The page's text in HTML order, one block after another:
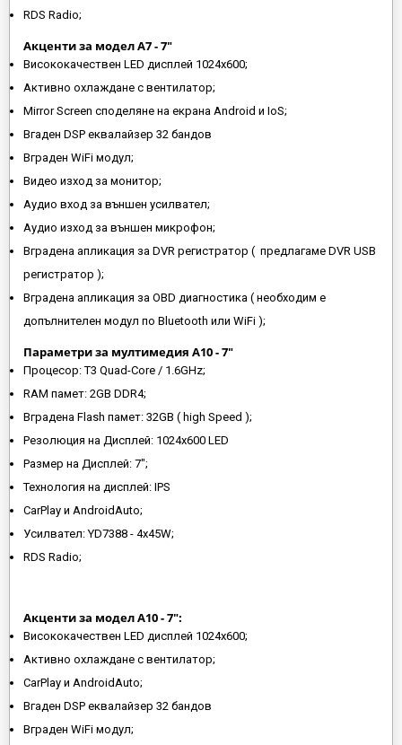
RDS Radio;
Акценти за модел A7 - 7"
Висококачествен LED дисплей 1024х600;
Активно охлаждане с вентилатор;
Mirror Screen споделяне на екрана Android и IoS;
Вгаден DSP еквалайзер 32 бандов
Вграден WiFi модул;
Видео изход за монитор;
Аудио вход за външен усилвател;
Аудио изход за външен микрофон;
Вградена апликация за DVR регистратор ( предлагаме DVR USB
регистратор );
Вградена апликация за OBD диагностика ( необходим е
допълнителен модул по Bluetooth или WiFi );
Параметри за мултимедия A10 - 7"
Процесор: T3 Quad-Core / 1.6GHz;
RAM памет: 2GB DDR4;
Вградена Flash памет: 32GB ( high Speed );
Резолюция на Дисплей: 1024х600 LED
Размер на Дисплей: 7";
Технология на дисплей: IPS
CarPlay и AndroidAuto;
Усилвател: YD7388 - 4x45W;
RDS Radio;
Акценти за модел A10 - 7":
Висококачествен LED дисплей 1024х600;
Активно охлаждане с вентилатор;
CarPlay и AndroidAuto;
Вгаден DSP еквалайзер 32 бандов
Вграден WiFi модул;